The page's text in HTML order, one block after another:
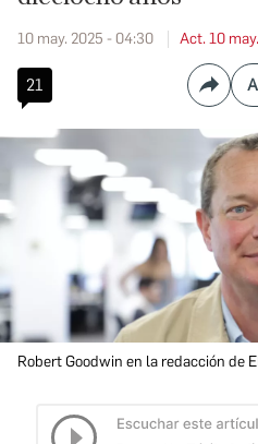
10 may. 2025 - 04:30 Act. 10
21
Robert Goodwin en la redacción de